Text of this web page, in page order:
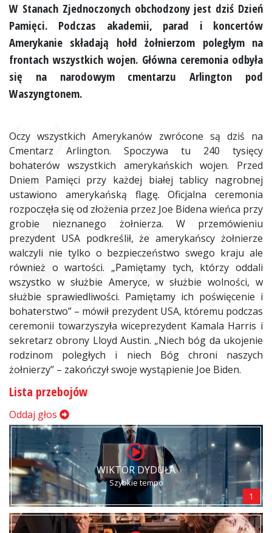
W Stanach Zjednoczonych obchodzony jest dziś Dzień
Pamięci. Podczas akademii, parad i koncertów
Amerykanie składają hołd żołnierzom poległym na
frontach wszystkich wojen. Główna ceremonia odbyła
się na narodowym cmentarzu Arlington pod
Waszyngtonem.
Oczy wszystkich Amerykanów zwrócone są dziś na
Cmentarz Arlington. Spoczywa tu 240 tysięcy
bohaterów wszystkich amerykańskich wojen. Przed
Dniem Pamięci przy każdej białej tablicy nagrobnej
ustawiono amerykańską flagę. Oficjalna ceremonia
rozpoczęła się od złożenia przez Joe Bidena wieńca przy
grobie nieznanego żołnierza. W przemówieniu
prezydent USA podkreślił, że amerykańscy żołnierze
walczyli nie tylko o bezpieczeństwo swego kraju ale
również o wartości. „Pamiętamy tych, którzy oddali
wszystko w służbie Ameryce, w służbie wolności, w
służbie sprawiedliwości. Pamiętamy ich poświęcenie i
bohaterstwo” – mówił prezydent USA, któremu podczas
ceremonii towarzyszyła wiceprezydent Kamala Harris i
sekretarz obrony Lloyd Austin. „Niech bóg da ukojenie
rodzinom poległych i niech Bóg chroni naszych
żołnierzy” – zakończył swoje wystąpienie Joe Biden.
Lista przebojów
Oddaj głos
WIKTOR DYDUŁA
Szybkie tempo
1